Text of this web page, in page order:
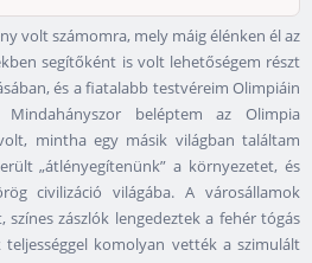
volt számomra, mely máig élénken él az
segítőként is volt lehetőségem részt
és a fiatalabb testvéreim Olimpiáin
beléptem az Olimpia
mintha egy másik világban találtam
„átlényegítenünk” a környezetet, és
civilizáció világába. A városállamok
zászlók lengedeztek a fehér tógás
komolyan vették a szimulált